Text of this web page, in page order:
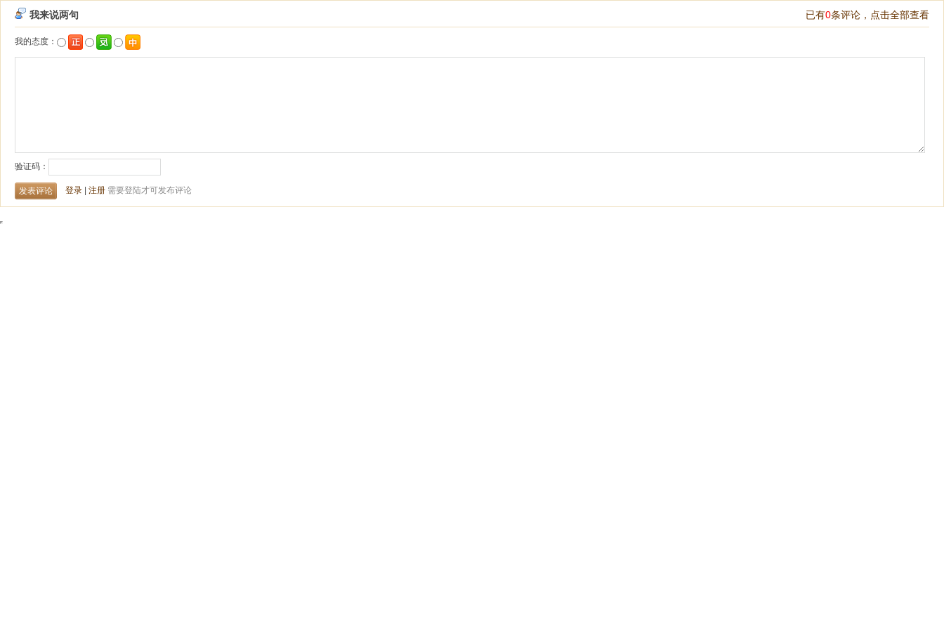
我来说两句 已有0条评论， 点击全部查看
我的态度：
验证码：
登录 注册 需要登陆才可发布评论